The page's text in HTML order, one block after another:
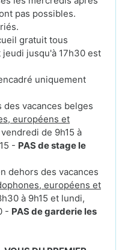
pas possibles.
gratuit tous
jusqu'à 17h30 est
uniquement
vacances belges
européens et
de 9h15 à
- PAS de stage le
dehors des vacances
européens et
à 9h15 et lundi,
- PAS de garderie les